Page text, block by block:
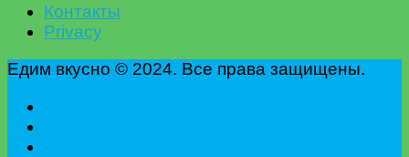
Контакты
Privacy
Едим вкусно © 2024. Все права защищены.